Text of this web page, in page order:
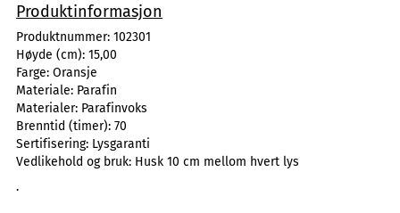
Produktinformasjon
Produktnummer: 102301
Høyde (cm): 15,00
Farge: Oransje
Materiale: Parafin
Materialer: Parafinvoks
Brenntid (timer): 70
Sertifisering: Lysgaranti
Vedlikehold og bruk: Husk 10 cm mellom hvert lys
.